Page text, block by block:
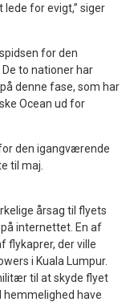
lede for evigt,” siger
for den
to nationer har
denne fase, som har
Ocean ud for
den igangværende
til maj.
årsag til flyets
internettet. En af
flykaprer, der ville
i Kuala Lumpur.
til at skyde flyet
have